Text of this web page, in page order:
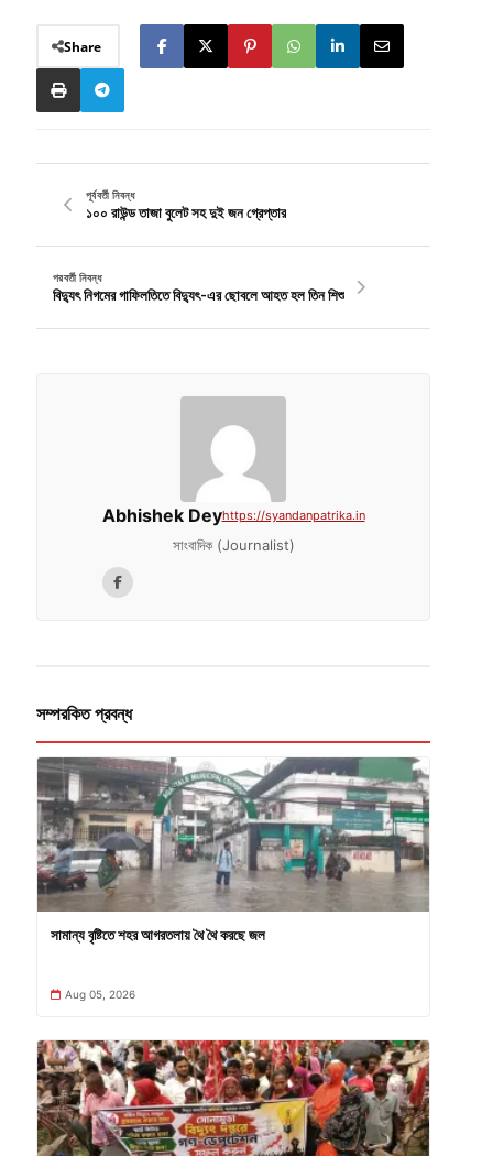
Share
পূর্ববর্তী নিবন্ধ
১০০ রাউন্ড তাজা বুলেট সহ দুই জন গ্রেপ্তার
পরবর্তী নিবন্ধ
বিদ্যুৎ নিগমের গাফিলতিতে বিদ্যুৎ-এর ছোবলে আহত হল তিন শিশু
Abhishek Deyhttps://syandanpatrika.in
সাংবাদিক (Journalist)
সম্পরকিত প্রবন্ধ
সামান্য বৃষ্টিতে শহর আগরতলায় থৈ থৈ করছে জল
Aug 05, 2026